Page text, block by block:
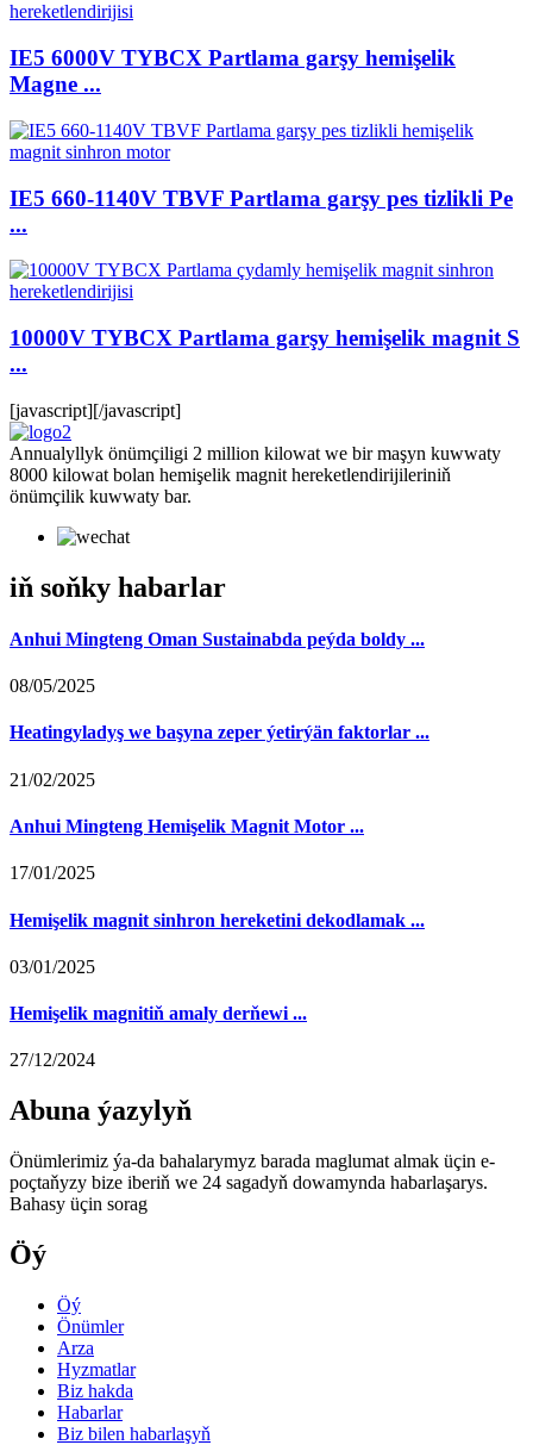
IE5 6000V TYBCX Partlama garşy hemişelik
Magne ...
IE5 660-1140V TBVF Partlama garşy pes tizlikli Pe
...
10000V TYBCX Partlama garşy hemişelik magnit S
...
[javascript][/javascript]
Annualyllyk önümçiligi 2 million kilowat we bir maşyn kuwwaty
8000 kilowat bolan hemişelik magnit hereketlendirijileriniň
önümçilik kuwwaty bar.
iň soňky habarlar
Anhui Mingteng Oman Sustainabda peýda boldy ...
08/05/2025
Heatingyladyş we başyna zeper ýetirýän faktorlar ...
21/02/2025
Anhui Mingteng Hemişelik Magnit Motor ...
17/01/2025
Hemişelik magnit sinhron hereketini dekodlamak ...
03/01/2025
Hemişelik magnitiň amaly derňewi ...
27/12/2024
Abuna ýazylyň
Önümlerimiz ýa-da bahalarymyz barada maglumat almak üçin e-
poçtaňyzy bize iberiň we 24 sagadyň dowamynda habarlaşarys.
Bahasy üçin sorag
Öý
Öý
Önümler
Arza
Hyzmatlar
Biz hakda
Habarlar
Biz bilen habarlaşyň